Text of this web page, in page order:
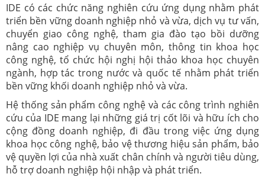
IDE có các chức năng nghiên cứu ứng dụng nhằm phát
triển bền vững doanh nghiệp nhỏ và vừa, dịch vụ tư vấn,
chuyển giao công nghệ, tham gia đào tạo bồi dưỡng
nâng cao nghiệp vụ chuyên môn, thông tin khoa học
công nghệ, tổ chức hội nghị hội thảo khoa học chuyên
ngành, hợp tác trong nước và quốc tế nhằm phát triển
bền vững khối doanh nghiệp nhỏ và vừa.
Hệ thống sản phẩm công nghệ và các công trình nghiên
cứu của IDE mang lại những giá trị cốt lõi và hữu ích cho
cộng đồng doanh nghiệp, đi đầu trong việc ứng dụng
khoa học công nghệ, bảo vệ thương hiệu sản phẩm, bảo
vệ quyền lợi của nhà xuất chân chính và người tiêu dùng,
hỗ trợ doanh nghiệp hội nhập và phát triển.